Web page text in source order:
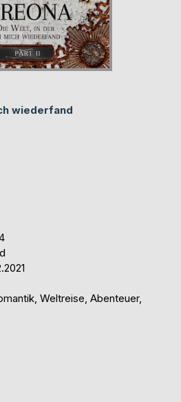
wiederfand
Weltreise, Abenteuer,